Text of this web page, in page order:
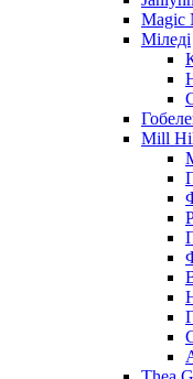
Magic
Міледі
Mill